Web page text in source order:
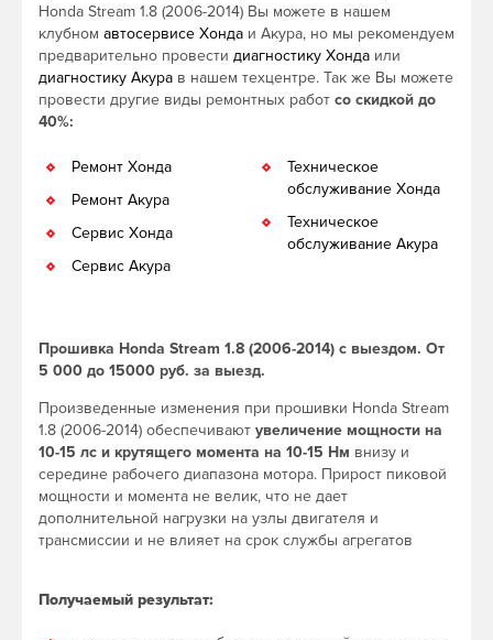
Honda Stream 1.8 (2006-2014) Вы можете в нашем
клубном автосервисе Хонда и Акура, но мы рекомендуем
предварительно провести диагностику Хонда или
диагностику Акура в нашем техцентре. Так же Вы можете
провести другие виды ремонтных работ со скидкой до
40%:
Ремонт Хонда
Ремонт Акура
Сервис Хонда
Сервис Акура
Техническое
обслуживание Хонда
Техническое
обслуживание Акура
Прошивка Honda Stream 1.8 (2006-2014) с выездом. От
5 000 до 15000 руб. за выезд.
Произведенные изменения при прошивки Honda Stream
1.8 (2006-2014) обеспечивают увеличение мощности на
10-15 лс и крутящего момента на 10-15 Нм внизу и
середине рабочего диапазона мотора. Прирост пиковой
мощности и момента не велик, что не дает
дополнительной нагрузки на узлы двигателя и
трансмиссии и не влияет на срок службы агрегатов
Получаемый результат: